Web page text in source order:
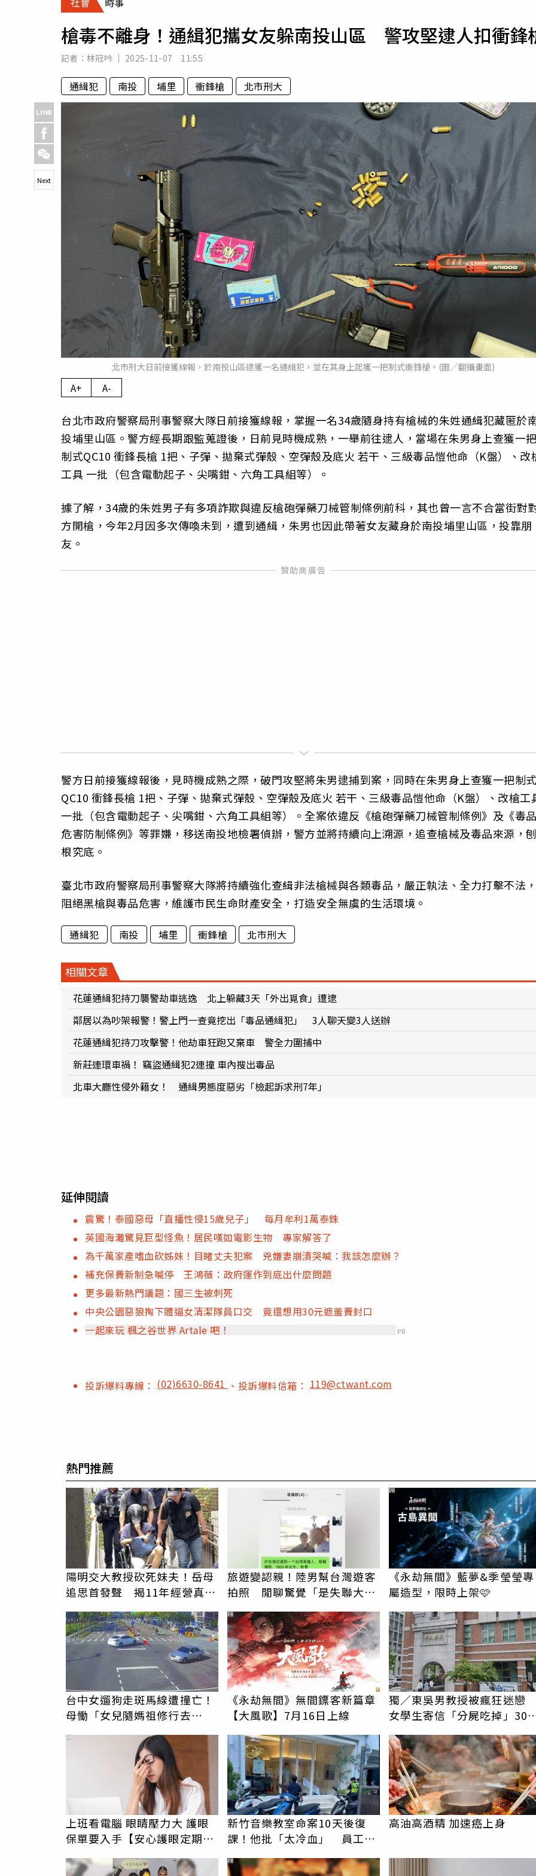
專欄
房產新勢力
運勢
槍毒不離身！通緝犯攜女友躲南投山區 警攻堅逮人扣衝鋒
記者： 林冠吟 2025-11-07 11:55
通緝犯 南投 埔里 衝鋒槍 北市刑大
北市刑大日前接獲線報，於南投山區逮獲一名通緝犯，並在其身上起獲一把制式衝鋒槍。(圖／翻攝畫面)
Next
A+ A-
台北市政府警察局刑事警察大隊日前接獲線報，掌握一名34歲隨身持有槍械的朱姓通緝犯藏匿於
投埔里山區。警方經長期跟監蒐證後，日前見時機成熟，一舉前往逮人，當場在朱男身上查獲一
制式QC10 衝鋒長槍 1把、子彈、拋棄式彈殼、空彈殼及底火 若干、三級毒品愷他命（K盤）、改
工具 一批（包含電動起子、尖嘴鉗、六角工具組等）。
據了解，34歲的朱姓男子有多項詐欺與違反槍砲彈藥刀械管制條例前科，其也曾一言不合當街對
方開槍，今年2月因多次傳喚未到，遭到通緝，朱男也因此帶著女友藏身於南投埔里山區，投靠朋
友。
警方日前接獲線報後，見時機成熟之際，破門攻堅將朱男逮捕到案，同時在朱男身上查獲一把制
QC10 衝鋒長槍 1把、子彈、拋棄式彈殼、空彈殼及底火 若干、三級毒品愷他命（K盤）、改槍工
一批（包含電動起子、尖嘴鉗、六角工具組等）。全案依違反《槍砲彈藥刀械管制條例》及《毒
危害防制條例》等罪嫌，移送南投地檢署偵辦，警方並將持續向上溯源，追查槍械及毒品來源，
根究底。
臺北市政府警察局刑事警察大隊將持續強化查緝非法槍械與各類毒品，嚴正執法、全力打擊不法
阻絕黑槍與毒品危害，維護市民生命財產安全，打造安全無虞的生活環境。
通緝犯 南投 埔里 衝鋒槍 北市刑大
相關文章
花蓮通緝犯持刀襲警劫車逃逸 北上躲藏3天「外出覓食」遭逮
鄰居以為吵架報警！警上門一查竟挖出「毒品通緝犯」 3人聊天變3人送辦
花蓮通緝犯持刀攻擊警！他劫車狂跑又棄車 警全力圍捕中
新莊連環車禍！ 竊盜通緝犯2連撞 車內搜出毒品
北車大廳性侵外籍女！ 通緝男態度惡劣「檢起訴求刑7年」
延伸閱讀
震驚！泰國惡母「直播性侵15歲兒子」 每月牟利1萬泰銖
英國海灘驚見巨型怪魚！居民嘆如電影生物 專家解答了
為千萬家產嗜血砍姊妹！目睹丈夫犯案 兇嫌妻崩潰哭喊：我該怎麼辦？
補充保費新制急喊停 王鴻薇：政府運作到底出什麼問題
更多最新熱門議題：國三生被刺死
中央公園惡狼掏下體逼女清潔隊員口交 竟還想用30元遮羞費封口
一起來玩 楓之谷世界 Artale 吧！
PR
投訴爆料專線： (02)6630-8641 、投訴爆料信箱：119@ctwant.com
熱門推薦
陽明交大教授砍死妹夫！岳母
追思首發聲 揭11年經營真相
旅遊變認親！陸男幫台灣遊客
拍照 閒聊驚覺「是失聯大
《永劫無間》藍夢&季瑩瑩專
屬造型，限時上架🩷
PR
台中女遛狗走斑馬線遭撞亡！
母慟「女兒隨媽祖修行去
《永劫無間》無間鏢客新篇章
【大風歌】7月16日上線
PR
獨／東吳男教授被瘋狂迷
女學生寄信「分屍吃掉」30
上班看電腦 眼睛壓力大 護眼
保單要入手【安心護眼定期眼
睛險】
PR
新竹音樂教室命案10天後復
課！他批「太冷血」 員工怒
駁：閉上嘴
高油高酒精 加速癌上身
PR
PR